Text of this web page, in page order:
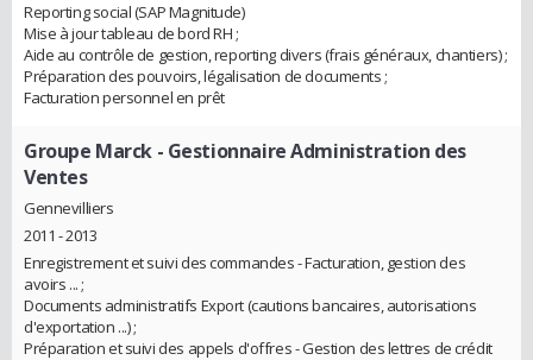
Reporting social (SAP Magnitude)
Mise à jour tableau de bord RH ;
Aide au contrôle de gestion, reporting divers (frais généraux, chantiers) ;
Préparation des pouvoirs, légalisation de documents ;
Facturation personnel en prêt
Groupe Marck- Gestionnaire Administration des
Ventes
Gennevilliers
2011 - 2013
Enregistrement et suivi des commandes - Facturation, gestion des
avoirs ... ;
Documents administratifs Export (cautions bancaires, autorisations
d'exportation ...) ;
Préparation et suivi des appels d'offres - Gestion des lettres de crédit